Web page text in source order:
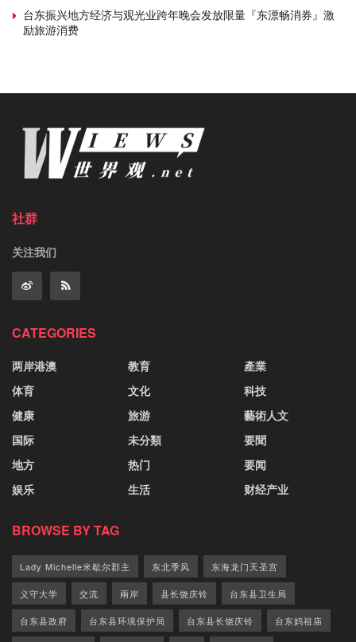
台东振兴地方经济与观光业跨年晚会发放限量『东漂畅消券』激
励旅游消费
社群
关注我们
CATEGORIES
两岸港澳
体育
健康
国际
地方
娱乐
教育
文化
旅游
未分類
热门
生活
產業
科技
藝術人文
要聞
要闻
财经产业
BROWSE BY TAG
Lady Michelle米歇尔郡主 东北季风 东海龙门天圣宫
义守大学 交流 兩岸 县长饶庆铃 台东县卫生局
台东县政府 台东县环境保护局 台东县长饶庆铃 台东妈祖庙